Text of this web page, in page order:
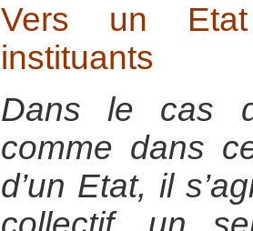
Vers un
instituants
Dans le cas
comme dans
d’un Etat, il